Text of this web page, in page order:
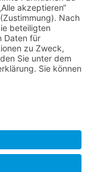
und ggf.